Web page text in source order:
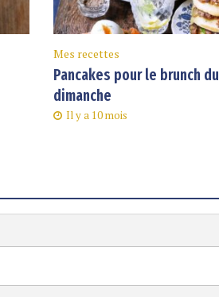
Mes recettes
Pancakes pour le brunch du
dimanche
Il y a 10 mois